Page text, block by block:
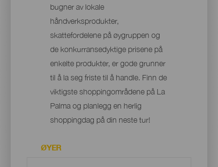
bugner av lokale
håndverksprodukter,
skattefordelene på øygruppen og
de konkurransedyktige prisene på
enkelte produkter, er gode grunner
til å la seg friste til å handle. Finn de
viktigste shoppingområdene på La
Palma og planlegg en herlig
shoppingdag på din neste tur!
ØYER